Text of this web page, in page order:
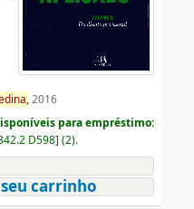
2016
para empréstimo:
D598] (2).
carrinho